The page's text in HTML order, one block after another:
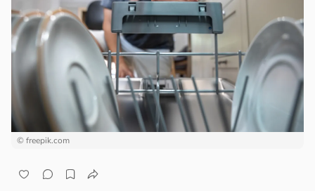
в
© freepik.com